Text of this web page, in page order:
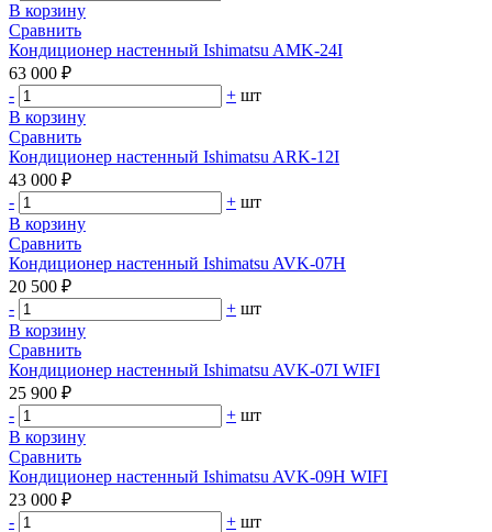
В корзину
Сравнить
Кондиционер настенный Ishimatsu AMK-24I
63 000 ₽
-
+ шт
В корзину
Сравнить
Кондиционер настенный Ishimatsu ARK-12I
43 000 ₽
-
+ шт
В корзину
Сравнить
Кондиционер настенный Ishimatsu AVK-07H
20 500 ₽
-
+ шт
В корзину
Сравнить
Кондиционер настенный Ishimatsu AVK-07I WIFI
25 900 ₽
-
+ шт
В корзину
Сравнить
Кондиционер настенный Ishimatsu AVK-09H WIFI
23 000 ₽
-
+ шт